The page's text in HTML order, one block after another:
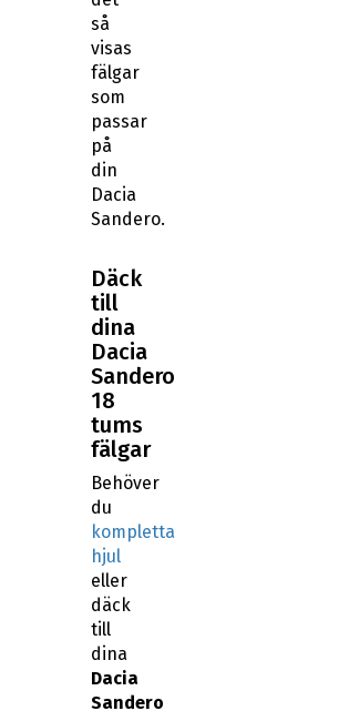
så
visas
fälgar
som
passar
på
din
Dacia
Sandero.
Däck
till
dina
Dacia
Sandero
18
tums
fälgar
Behöver
du
kompletta
hjul
eller
däck
till
dina
Dacia
Sandero